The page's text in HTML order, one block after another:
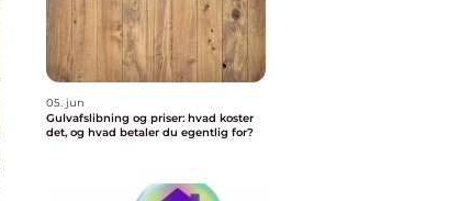
05. jun
Gulvafslibning og priser: hvad koster
det, og hvad betaler du egentlig for?